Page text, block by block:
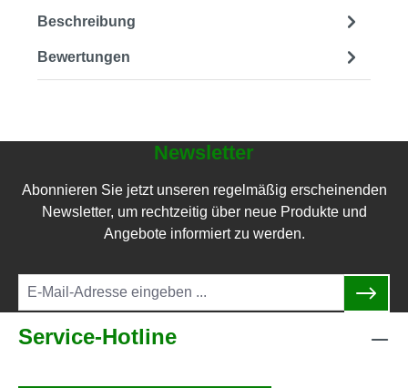
Beschreibung
Bewertungen
Newsletter
Abonnieren Sie jetzt unseren regelmäßig erscheinenden
Newsletter, um rechtzeitig über neue Produkte und
Angebote informiert zu werden.
Service-Hotline